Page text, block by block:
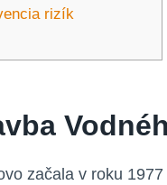
rizík
začala v roku